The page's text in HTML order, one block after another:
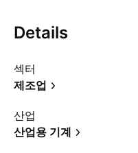
Details
섹터
제조업
산업
산업용 기계